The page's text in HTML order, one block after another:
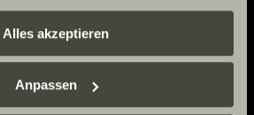
und mit anderen Daten
Informationen finden Sie hier:
in den Einstellungen aus,
Alles akzeptieren
Anpassen